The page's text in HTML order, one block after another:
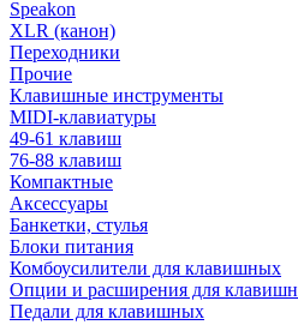
Speakon
XLR (канон)
Переходники
Прочие
Клавишные инструменты
MIDI-клавиатуры
49-61 клавиш
76-88 клавиш
Компактные
Аксессуары
Банкетки, стулья
Блоки питания
Комбоусилители для клавишных
Опции и расширения для
Педали для клавишных